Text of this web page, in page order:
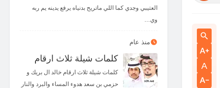
A
العتيبي وجدي كما اللي ماتريح بدنياه يرفع يدينه يم ربه
وي…
منذ عام
كلمات شيلة ثلاث ارقام
كلمات شيلة ثلاث ارقام خالد ال بريك و
حزمي بن سعد هدوء المساء والبرد والنار